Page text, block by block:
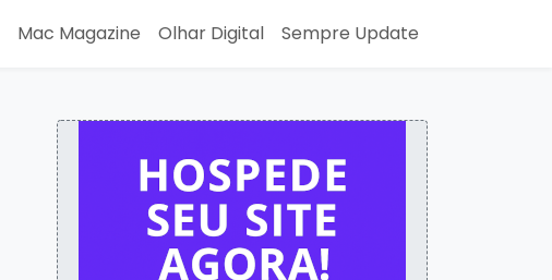
Mac Magazine Olhar Digital Sempre Update